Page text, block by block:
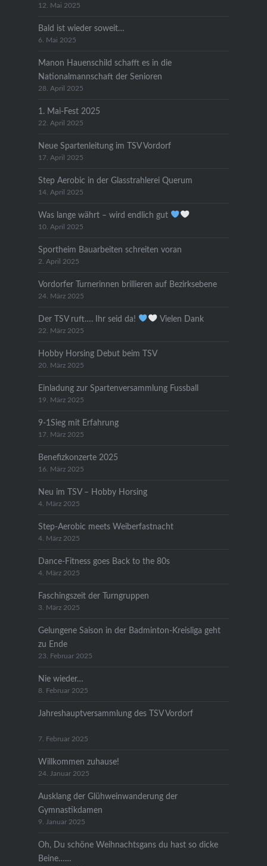
12. Mai 2025
Bald ist wieder soweit…
6. Mai 2025
Manon Hauenschild schafft es in die
Nationalmannschaft der Senioren
28. April 2025
1. Mai-Fest 2025
22. April 2025
Neue Spartenleitung im TSV Vordorf
17. April 2025
Step Aerobic in der Glasstrahlerei Querum
14. April 2025
Was lange währt – wird endlich gut
10. April 2025
Sportheim Bauarbeiten schreiten voran
2. April 2025
Vordorfer Turnerinnen brillieren auf Bezirksebene
24. März 2025
Der TSV ruft…. Ihr seid da! Vielen Dank
22. März 2025
Hobby Horsing Debut beim TSV
20. März 2025
Einladung zur Spartenversammlung Fussball
19. März 2025
9-1Sieg mit Erfahrung
17. März 2025
Benefizkonzerte 2025
16. März 2025
Neu im TSV – Hobby Horsing
4. März 2025
Step-Aerobic meets Weiberfastnacht
4. März 2025
Dance-Fitness goes Back to the 80s
4. März 2025
Faschingszeit der Turngruppen
3. März 2025
Gelungene Saison in der Badminton-Kreisliga geht
zu Ende
23. Februar 2025
Nie wieder…
8. Februar 2025
Jahreshauptversammlung des TSV Vordorf
7. Februar 2025
Willkommen zuhause!
24. Januar 2025
Ausklang der Glühweinwanderung der
Gymnastikdamen
9. Januar 2025
Oh, Du schöne Weihnachtsgans du hast so dicke
Beine……